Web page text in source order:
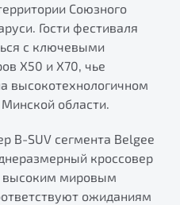
дорогах с программой
Союзного
Гости фестиваля
с ключевыми
X50 и X70, чье
высокотехнологичном
области.
B-SUV сегмента Belgee
кроссовер
высоким мировым
ожиданиям